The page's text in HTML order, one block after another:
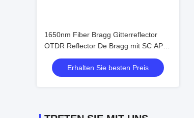
1650nm Fiber Bragg Gitterreflector
OTDR Reflector De Bragg mit SC APC
Fornetwork
Erhalten Sie besten Preis